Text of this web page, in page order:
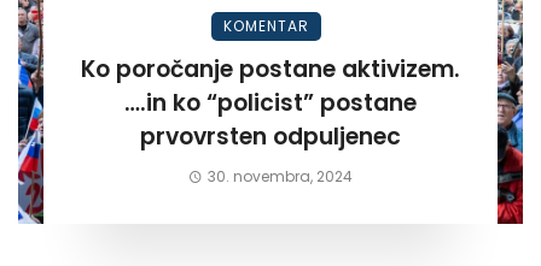
KOMENTAR
Ko poročanje postane aktivizem.
….in ko “policist” postane
prvovrsten odpuljenec
30. novembra, 2024